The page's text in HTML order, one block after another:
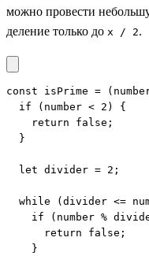
можно провести
деление только до x / 2.
const isPrime =
  if (number < 2) {
    return false;
  }
  let divider = 2;
while (divider <=
if (number %
      return false;
    }